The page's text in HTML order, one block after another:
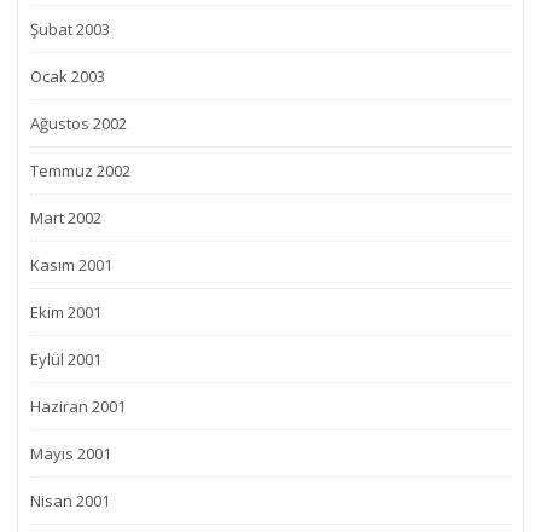
Şubat 2003
Ocak 2003
Ağustos 2002
Temmuz 2002
Mart 2002
Kasım 2001
Ekim 2001
Eylül 2001
Haziran 2001
Mayıs 2001
Nisan 2001